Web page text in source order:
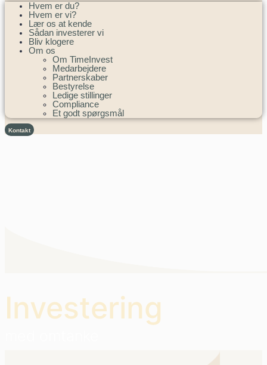
Hvem er du?
Hvem er vi?
Lær os at kende
Sådan investerer vi
Bliv klogere
Om os
Om TimeInvest
Medarbejdere
Partnerskaber
Bestyrelse
Ledige stillinger
Compliance
Et godt spørgsmål
Kontakt
Investering